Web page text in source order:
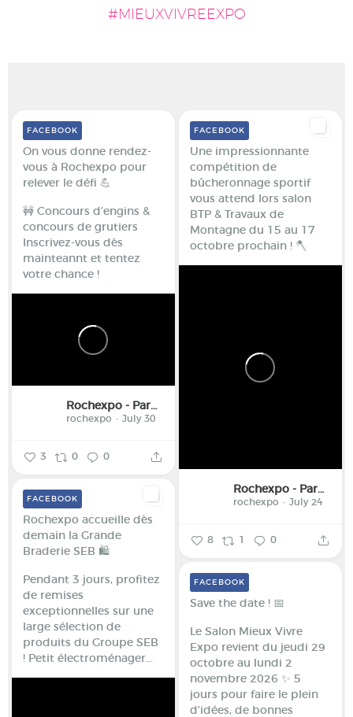
#MIEUXVIVREEXPO
On vous donne rendez-
vous à Rochexpo pour
relever le défi 💪
🚧 Concours d’engins &
concours de grutiers
Inscrivez-vous dès
mainteannt et tentez
votre chance !
Rochexpo - Parc des Expositions de la Haute-Savoie
rochexpo July 30
FACEBOOK
3 0 0
Une impressionnante
compétition de
bûcheronnage sportif
vous attend lors salon
BTP & Travaux de
Montagne du 15 au 17
octobre prochain ! 🪓
Rochexpo - Parc des Expositions de la Haute-Savoie
rochexpo July 24
FACEBOOK
8 0
Rochexpo accueille dès
demain la Grande
Braderie SEB 🛍️
Pendant 3 jours, profitez
de remises
exceptionnelles sur une
large sélection de
produits du Groupe SEB
! Petit électroménager...
FACEBOOK
Save the date ! 📅
Le Salon Mieux Vivre
Expo revient du jeudi 29
octobre au lundi 2
novembre 2026 ✨ 5
jours pour faire le plein
d’idées, de bonnes
FACEBOOK